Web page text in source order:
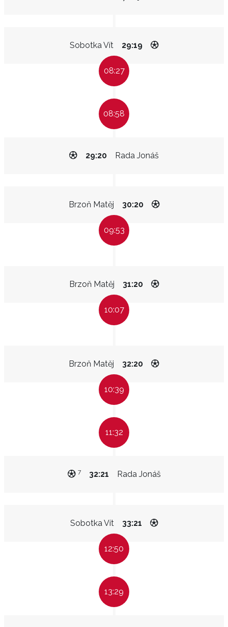
Sobotka Vít 29:19
08:27
08:58
Rada Jonáš
29:20
Brzoň Matěj 30:20
09:53
Brzoň Matěj 31:20
10:07
Brzoň Matěj 32:20
10:39
11:32
Rada Jonáš
32:21
7
Sobotka Vít 33:21
12:50
13:29